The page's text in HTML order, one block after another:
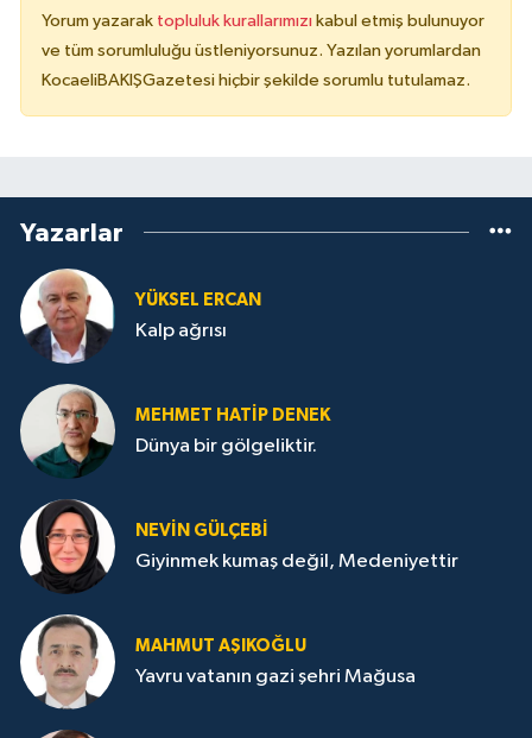
Yorum yazarak topluluk kurallarımızı kabul etmiş bulunuyor
ve tüm sorumluluğu üstleniyorsunuz. Yazılan yorumlardan
KocaeliBAKIŞGazetesi hiçbir şekilde sorumlu tutulamaz.
Yazarlar
YÜKSEL ERCAN
Kalp ağrısı
MEHMET HATİP DENEK
Dünya bir gölgeliktir.
NEVİN GÜLÇEBİ
Giyinmek kumaş değil, Medeniyettir
MAHMUT AŞIKOĞLU
Yavru vatanın gazi şehri Mağusa